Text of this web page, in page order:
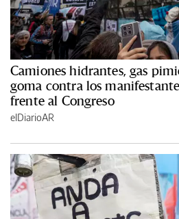
Camiones hidrantes, gas
goma contra los
frente al Congreso
elDiarioAR